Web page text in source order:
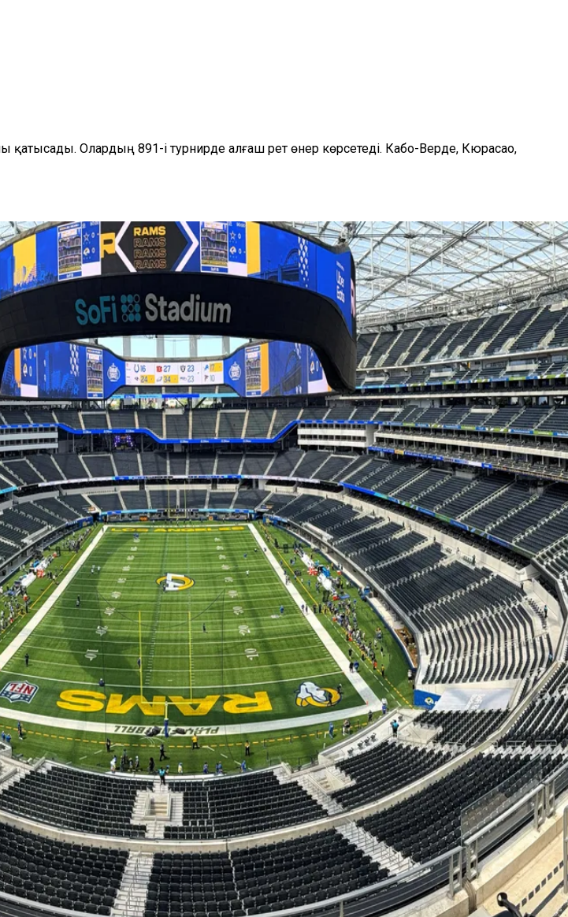
Олардың 891-і турнирде алғаш рет өнер көрсетеді. Кабо-Верде, Кюрасао,